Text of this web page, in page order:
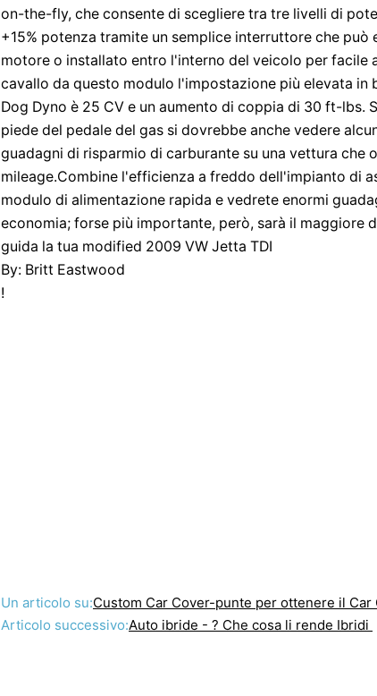
on-the-fly, che consente di scegliere tra tre livelli di
+15% potenza tramite un semplice interruttore che può
motore o installato entro l'interno del veicolo per facile
cavallo da questo modulo l'impostazione più elevata in
Dog Dyno è 25 CV e un aumento di coppia di 30 ft-lbs.
piede del pedale del gas si dovrebbe anche vedere
guadagni di risparmio di carburante su una vettura che
mileage.Combine l'efficienza a freddo dell'impianto di
modulo di alimentazione rapida e vedrete enormi
economia; forse più importante, però, sarà il maggiore
guida la tua modified 2009 VW Jetta TDI
By: Britt Eastwood
!
Un articolo su:Custom Car Cover-punte per ottenere il Car
Articolo successivo:Auto ibride - ? Che cosa li rende Ibridi